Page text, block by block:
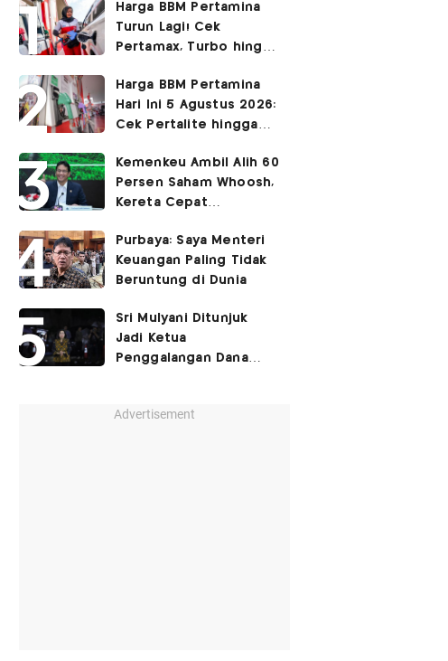
Harga BBM Pertamina
Turun Lagi! Cek
Pertamax, Turbo hingga
Agustus 2026
Harga BBM Pertamina
Hari Ini 5 Agustus 2026:
Cek Pertalite hingga
Turun
Kemenkeu Ambil Alih 60
Persen Saham Whoosh,
Kereta Cepat
Surabaya
Purbaya: Saya Menteri
Keuangan Paling Tidak
Beruntung di Dunia
Sri Mulyani Ditunjuk
Jadi Ketua
Penggalangan Dana
Advertisement